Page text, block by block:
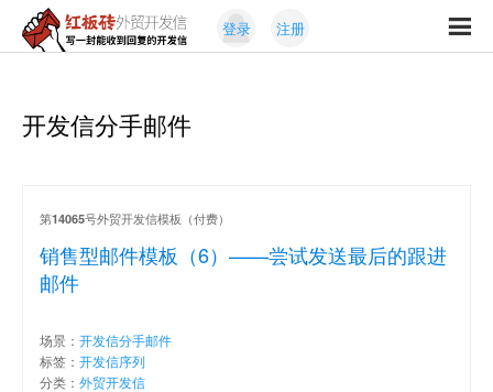
红
外
信
封
能
登录 注册
开发信分手邮件
销售型邮件模板（6）——尝试发送最后的跟进
邮件
第14065号外贸开发信模板（付费）
场景： 开发信分手邮件
标签： 开发信序列
分类： 外贸开发信